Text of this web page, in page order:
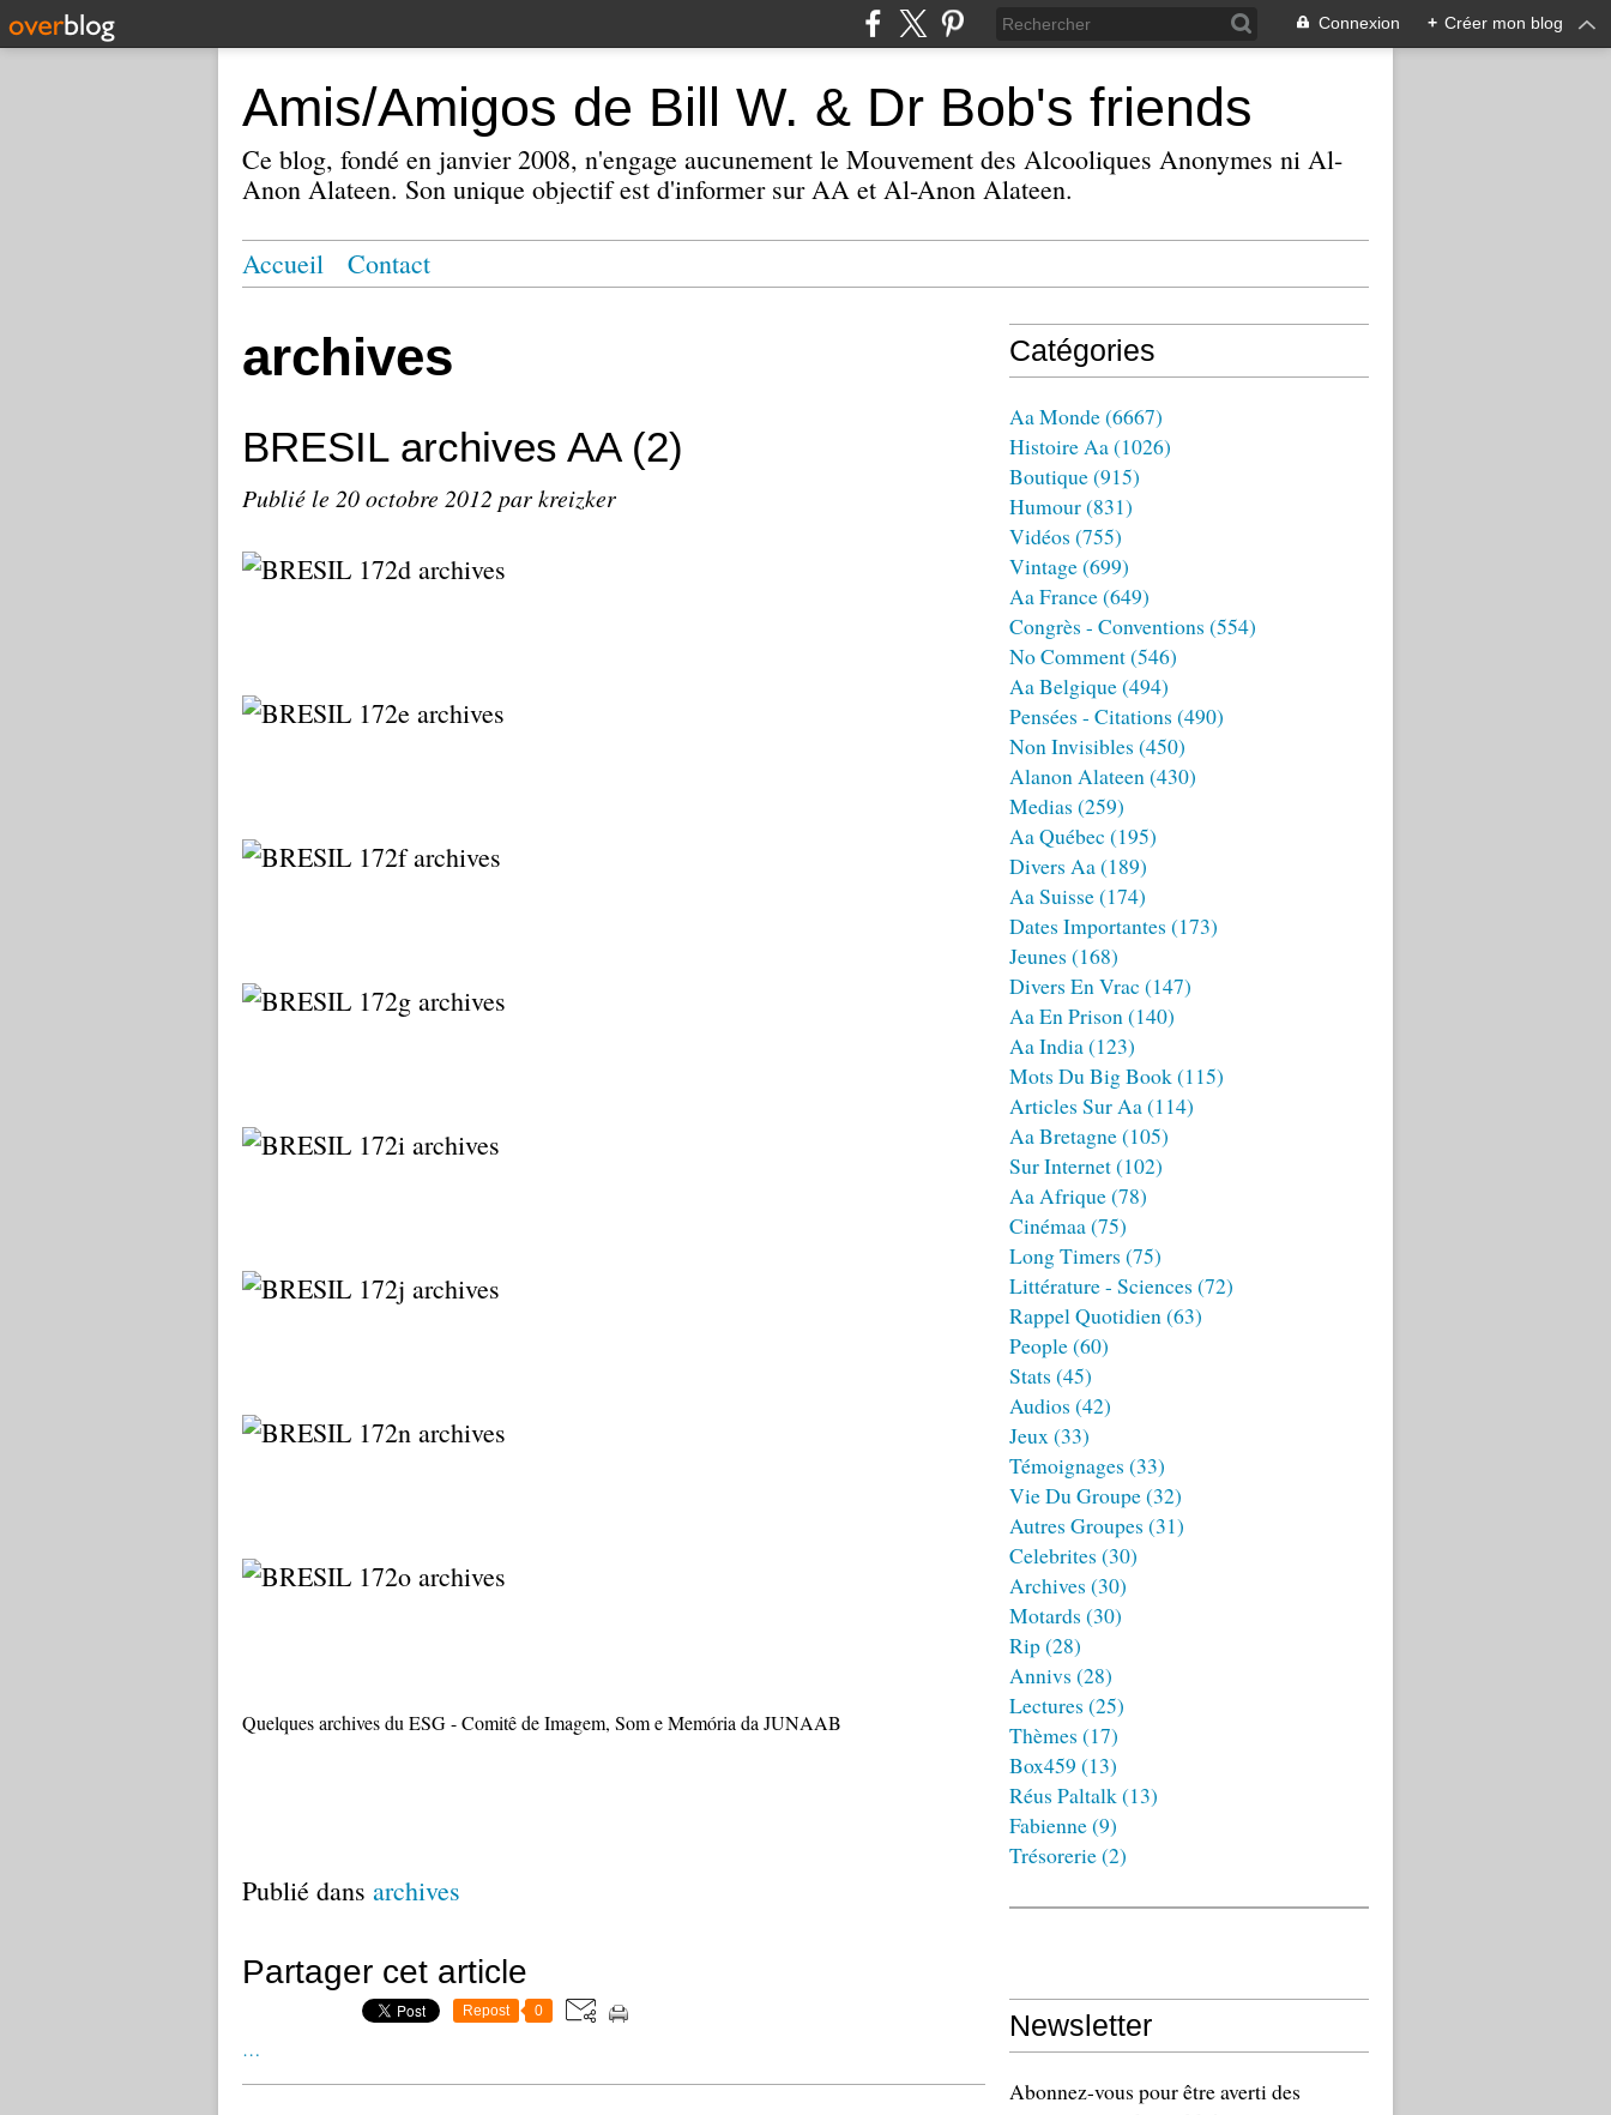
Connexion + Créer mon blog
Amis/Amigos de Bill W. & Dr Bob's friends
Ce blog, fondé en janvier 2008, n'engage aucunement le Mouvement des Alcooliques Anonymes ni Al-
Anon Alateen. Son unique objectif est d'informer sur AA et Al-Anon Alateen.
Accueil Contact
archives
BRESIL archives AA (2)
Publié le 20 octobre 2012 par kreizker
Quelques archives du ESG - Comitê de Imagem, Som e Memória da JUNAAB
Publié dans archives
Partager cet article
Repost 0
…
Catégories
Aa Monde(6667)
Histoire Aa(1026)
Boutique(915)
Humour(831)
Vidéos (755)
Vintage(699)
Aa France(649)
Congrès - Conventions (554)
No Comment(546)
Aa Belgique(494)
Pensées - Citations (490)
Non Invisibles (450)
Alanon Alateen(430)
Medias (259)
Aa Québec (195)
Divers Aa(189)
Aa Suisse(174)
Dates Importantes (173)
Jeunes (168)
Divers En Vrac (147)
Aa En Prison(140)
Aa India(123)
Mots Du Big Book(115)
Articles Sur Aa(114)
Aa Bretagne(105)
Sur Internet(102)
Aa Afrique(78)
Cinémaa(75)
Long Timers (75)
Littérature - Sciences (72)
Rappel Quotidien(63)
People(60)
Stats (45)
Audios (42)
Jeux(33)
Témoignages (33)
Vie Du Groupe(32)
Autres Groupes (31)
Celebrites (30)
Archives (30)
Motards (30)
Rip(28)
Annivs (28)
Lectures (25)
Thèmes (17)
Box459 (13)
Réus Paltalk(13)
Fabienne(9)
Trésorerie(2)
Newsletter
Abonnez-vous pour être averti des